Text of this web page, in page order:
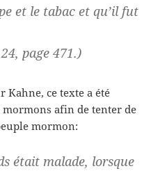
et le tabac et qu’il fut
page 471.)
Kahne, ce texte a été
afin de tenter de
mormon:
était malade, lorsque